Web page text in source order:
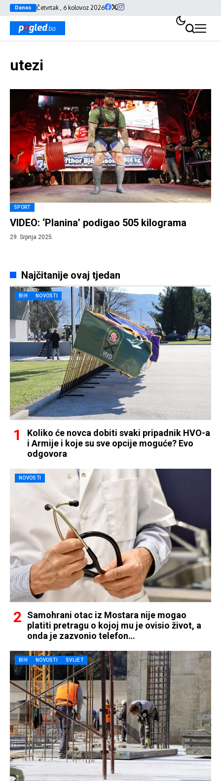
Danas Četvrtak , 6 kolovoz 2026
utezi
SPORT
VIDEO: ‘Planina’ podigao 505 kilograma
29. Srpnja 2025.
Najčitanije ovaj tjedan
BIH NOVOSTI
Koliko će novca dobiti svaki pripadnik HVO-a
i Armije i koje su sve opcije moguće? Evo
odgovora
NOVOSTI
Samohrani otac iz Mostara nije mogao
platiti pretragu o kojoj mu je ovisio život, a
onda je zazvonio telefon…
BIH NOVOSTI SVIJET